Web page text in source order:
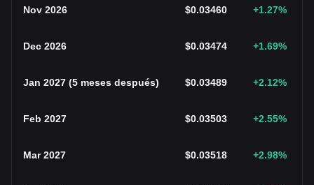
Nov 2026 $0.03460 +1.27%
Dec 2026 $0.03474 +1.69%
Jan 2027 (5 meses después) $0.03489 +2.12%
Feb 2027 $0.03503 +2.55%
Mar 2027 $0.03518 +2.98%